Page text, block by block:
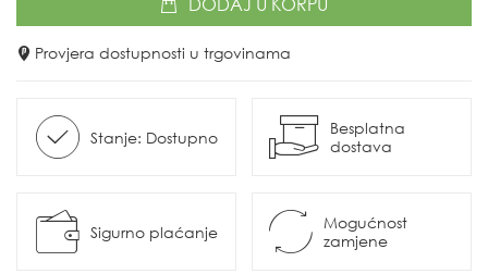
DODAJ U KORPU
Provjera dostupnosti u trgovinama
Stanje: Dostupno
Besplatna
dostava
Sigurno plaćanje
Mogućnost
zamjene